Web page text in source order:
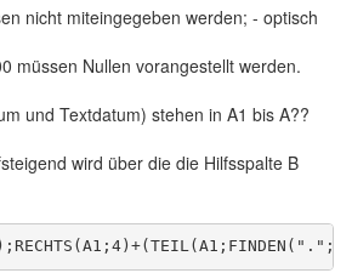
nicht miteingegeben werden; - optisch
müssen Nullen vorangestellt werden.
und Textdatum) stehen in A1 bis A??
wird über die die Hilfsspalte B